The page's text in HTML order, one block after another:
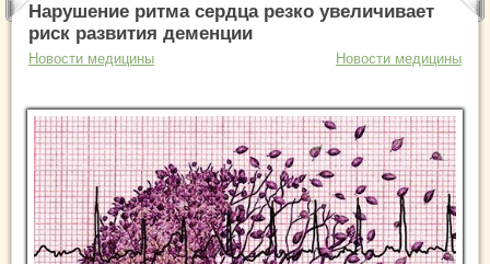
Нарушение ритма сердца резко увеличивает
риск развития деменции
Новости медицины Новости медицины